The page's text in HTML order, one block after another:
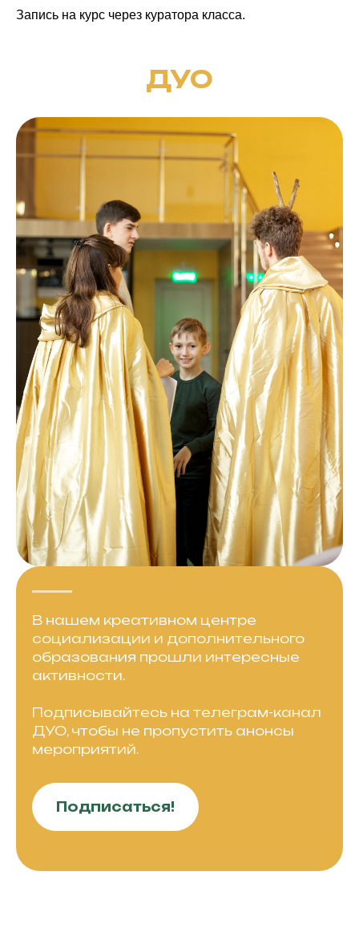
Запись на курс через куратора класса.
ДУО
В нашем креативном центре
социализации и дополнительного
образования прошли интересные
активности.
Подписывайтесь на телеграм-канал
ДУО, чтобы не пропустить анонсы
мероприятий.
Подписаться!